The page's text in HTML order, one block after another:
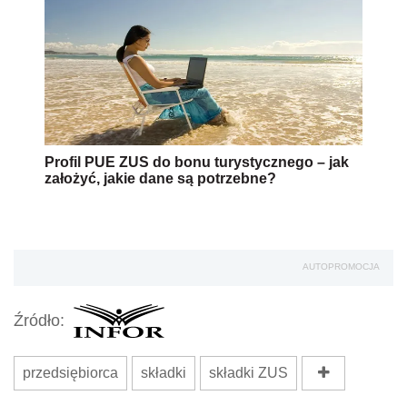
Profil PUE ZUS do bonu turystycznego – jak
założyć, jakie dane są potrzebne?
AUTOPROMOCJA
Źródło:
przedsiębiorca składki składki ZUS